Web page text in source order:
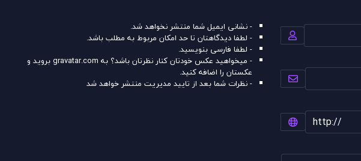
- نشانی ایمیل شما منتشر نخواهد شد.
- لطفا دیدگاهتان تا حد امکان مربوط به مطلب باشد.
- لطفا فارسی بنویسید.
- میخواهید عکس خودتان کنار نظرتان باشد؟ به gravatar.comبروید و
عکستان را اضافه کنید.
- نظرات شما بعد از تایید مدیریت منتشر خواهد شد